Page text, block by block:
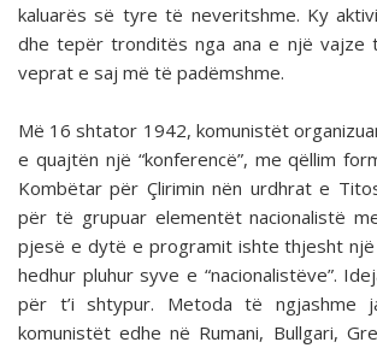
kaluarës së tyre të neveritshme. Ky
dhe tepër tronditës nga ana e një vajze
veprat e saj më të padëmshme.
Më 16 shtator 1942, komunistët
e quajtën një “konferencë”, me qëllim
Kombëtar për Çlirimin nën urdhrat e
për të grupuar elementët nacionalistë
pjesë e dytë e programit ishte thjesht një
hedhur pluhur syve e “nacionalistëve”.
për t’i shtypur. Metoda të ngjashme
komunistët edhe në Rumani, Bullgari,